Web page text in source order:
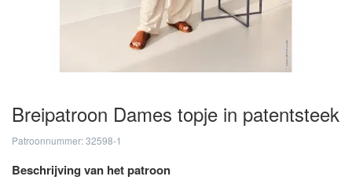
Breipatroon Dames topje in patentsteek
Patroonnummer: 32598-1
Beschrijving van het patroon